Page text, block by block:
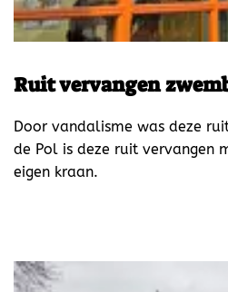
Ruit vervangen
Door vandalisme was deze
de Pol is deze ruit vervangen
eigen kraan.